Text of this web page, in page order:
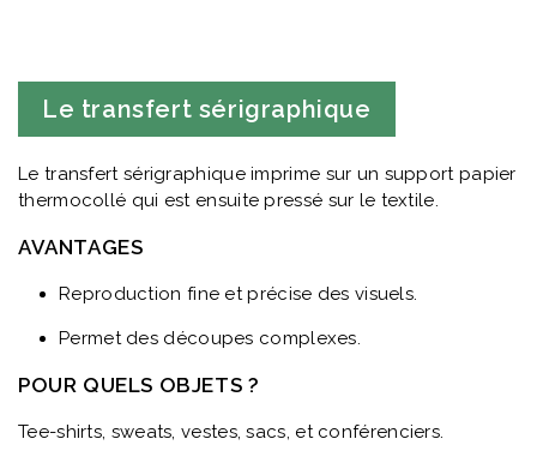
Le transfert sérigraphique
Le transfert sérigraphique imprime sur un support papier
thermocollé qui est ensuite pressé sur le textile.
AVANTAGES
Reproduction fine et précise des visuels.
Permet des découpes complexes.
POUR QUELS OBJETS ?
Tee-shirts, sweats, vestes, sacs, et conférenciers.